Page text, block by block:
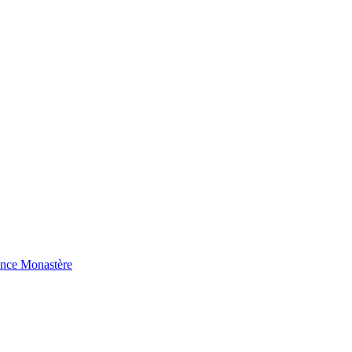
Monastère